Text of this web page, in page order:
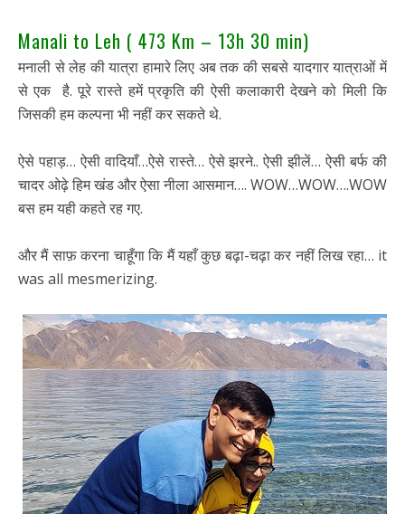
Manali to Leh ( 473 Km – 13h 30 min)
मनाली से लेह की यात्रा हामारे लिए अब तक की सबसे यादगार यात्राओं में
से एक है. पूरे रास्ते हमें प्रकृति की ऐसी कलाकारी देखने को मिली कि
जिसकी हम कल्पना भी नहीं कर सकते थे.
ऐसे पहाड़… ऐसी वादियाँ…ऐसे रास्ते… ऐसे झरने.. ऐसी झीलें… ऐसी बर्फ की
चादर ओढ़े हिम खंड और ऐसा नीला आसमान…. WOW…WOW….WOW
बस हम यही कहते रह गए.
और मैं साफ़ करना चाहूँगा कि मैं यहाँ कुछ बढ़ा-चढ़ा कर नहीं लिख रहा… it
was all mesmerizing.